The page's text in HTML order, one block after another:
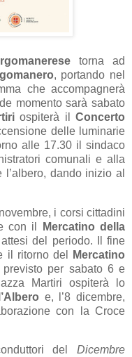
torna ad
, portando nel
che accompagnerà
momento sarà sabato
ospiterà ilConcerto
delle luminarie
alle 17.30 il sindaco
comunali e alla
dando inizio al
i corsi cittadini
con il
Mercatino della
del periodo. Il fine
il ritorno del
Mercatino
previsto per sabato 6 e
Martiri ospiterà lo
e, l’8 dicembre,
con la Croce
del Dicembre